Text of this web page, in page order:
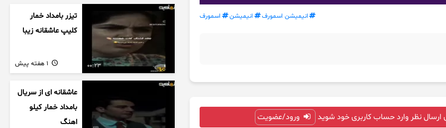
انیمیشن اسمورف انیمیشن اسمورف
ارسال نظر وارد حساب کاربری خود شوید ورود/عضویت
00:23
تیزر بامداد خمار
کلیپ عاشقانه زیبا
عاشقانه ای از سریال
بامداد خمار کیلو
اهنگ